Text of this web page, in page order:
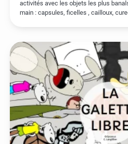
activités avec les objets les plus
main : capsules, ficelles , cailloux,